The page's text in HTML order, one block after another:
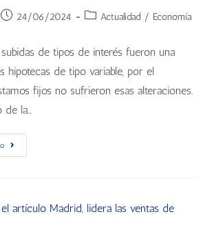
24/06/2024 Actualidad / Economía
de tipos de interés fueron una
hipotecas de tipo variable, por el
fijos no sufrieron esas alteraciones.
la…